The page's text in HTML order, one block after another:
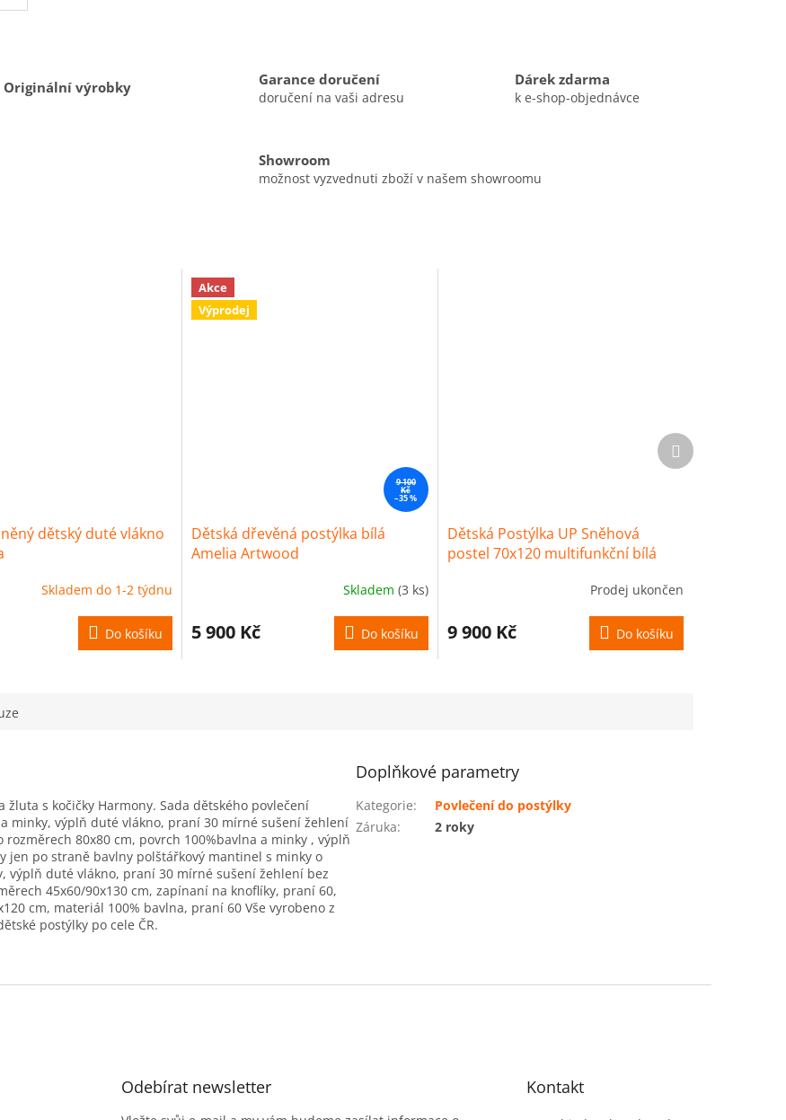
M
Originální výrobky Garance doručení
doručení na vaši adresu
Dárek zdarma
k e-shop-objednávce
Showroom
možnost vyzvednuti zboží v našem showroomu
dětský duté vlákno
Skladem do 1-2 týdnu
Do košíku
Akce
Výprodej
9 100
Kč
–35 %
Dětská dřevěná postýlka bílá
Amelia Artwood
Skladem (3 ks)
5 900 Kč Do košíku
Dětská Postýlka UP Sněhová
postel 70x120 multifunkční bílá
Prodej ukončen
9 900 Kč Do košíku
Další
produkt
s kočičky Harmony. Sada dětského povlečení
minky, výplň duté vlákno, praní 30 mírné sušení žehlení
80x80 cm, povrch 100%bavlna a minky , výplň
po straně bavlny polštářkový mantinel s minky o
výplň duté vlákno, praní 30 mírné sušení žehlení bez
45x60/90x130 cm, zapínaní na knoflíky, praní 60,
cm, materiál 100% bavlna, praní 60 Vše vyrobeno z
postýlky po cele ČR.
Doplňkové parametry
Kategorie:
Povlečení do postýlky
Záruka: 2 roky
Odebírat newsletter Kontakt